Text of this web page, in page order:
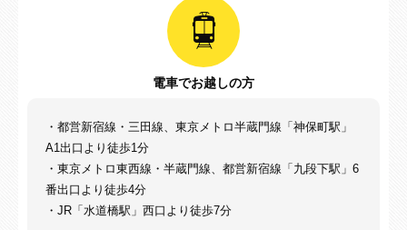
電車でお越しの方
・都営新宿線・三田線、東京メトロ半蔵門線「神保町駅」
A1出口より徒歩1分
・東京メトロ東西線・半蔵門線、都営新宿線「九段下駅」6
番出口より徒歩4分
・JR「水道橋駅」西口より徒歩7分